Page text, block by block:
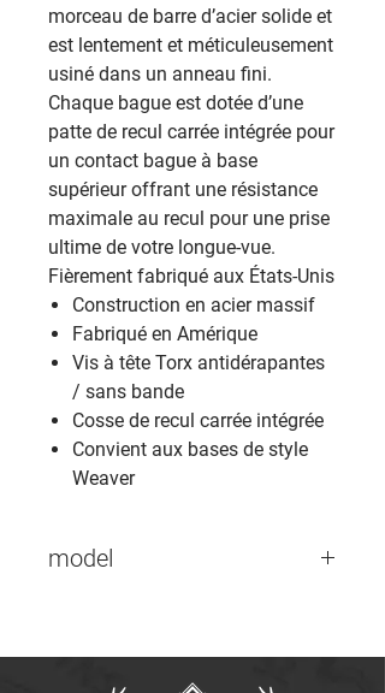
morceau de barre d’acier solide et
est lentement et méticuleusement
usiné dans un anneau fini.
Chaque bague est dotée d’une
patte de recul carrée intégrée pour
un contact bague à base
supérieur offrant une résistance
maximale au recul pour une prise
ultime de votre longue-vue.
Fièrement fabriqué aux États-Unis
Construction en acier massif
Fabriqué en Amérique
Vis à tête Torx antidérapantes
/ sans bande
Cosse de recul carrée intégrée
Convient aux bases de style
Weaver
model